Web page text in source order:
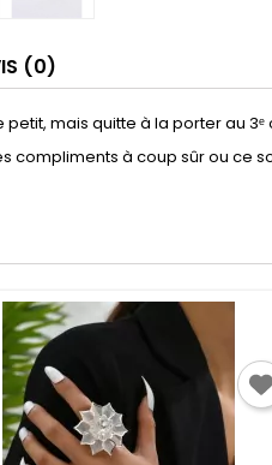
(0)
mais quitte à la porter au 3ᵉ
compliments à coup sûr ou ce